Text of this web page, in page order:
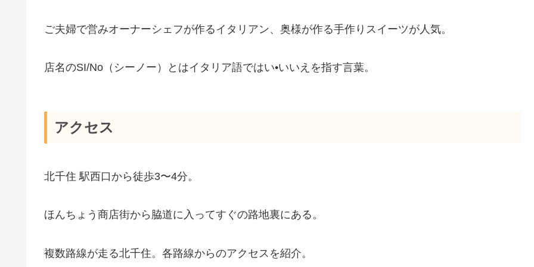
ご夫婦で営みオーナーシェフが作るイタリアン、奥様が作る手作りスイーツが人気。
店名のSI/No（シーノー）とはイタリア語ではい•いいえを指す言葉。
アクセス
北千住 駅西口から徒歩3〜4分。
ほんちょう商店街から脇道に入ってすぐの路地裏にある。
複数路線が走る北千住。各路線からのアクセスを紹介。